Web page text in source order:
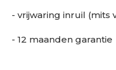
- vrijwaring inruil (mits
- 12 maanden garantie